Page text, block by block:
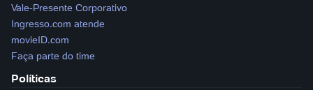
Vale-Presente Corporativo
Ingresso.com atende
movieID.com
Faça parte do time
Políticas